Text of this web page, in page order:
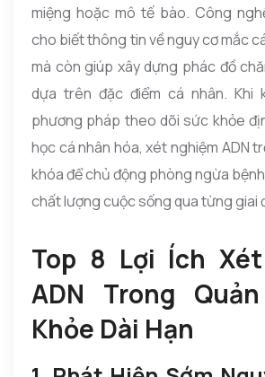
miệng hoặc mô tế bào. Công
cho biết thông tin về nguy cơ mắc
mà còn giúp xây dựng phác đồ
dựa trên đặc điểm cá nhân. Khi
phương pháp theo dõi sức khỏe
học cá nhân hóa, xét nghiệm ADN
khóa để chủ động phòng ngừa
chất lượng cuộc sống qua từng giai
Top 8 Lợi Ích
ADN Trong
Khỏe Dài Hạn